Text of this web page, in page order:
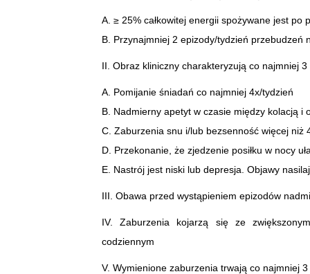
A. ≥ 25% całkowitej energii spożywane jest po
B. Przynajmniej 2 epizody/tydzień przebudzeń
II. Obraz kliniczny charakteryzują co najmniej
A. Pomijanie śniadań co najmniej 4x/tydzień
B. Nadmierny apetyt w czasie między kolacją i
C. Zaburzenia snu i/lub bezsenność więcej niż
D. Przekonanie, że zjedzenie posiłku w nocy
E. Nastrój jest niski lub depresja. Objawy
III. Obawa przed wystąpieniem epizodów
IV. Zaburzenia kojarzą się ze
codziennym
V. Wymienione zaburzenia trwają co najmniej